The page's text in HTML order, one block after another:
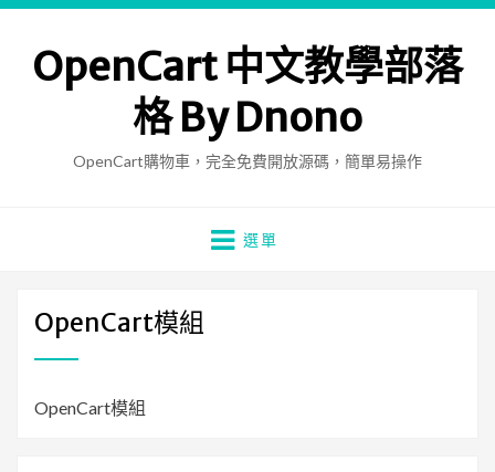
OpenCart 中文教學部落
格 By Dnono
OpenCart購物車，完全免費開放源碼，簡單易操作
選單
OpenCart模組
OpenCart模組